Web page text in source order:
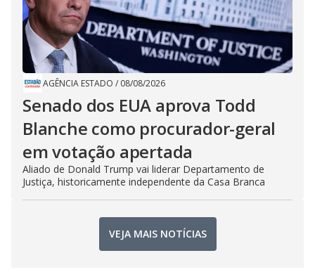
AGÊNCIA ESTADO / 08/08/2026
Senado dos EUA aprova Todd
Blanche como procurador-geral
em votação apertada
Aliado de Donald Trump vai liderar Departamento de
Justiça, historicamente independente da Casa Branca
VEJA MAIS NOTÍCIAS